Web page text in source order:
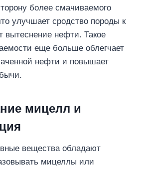
более смачиваемого
улучшает сродство породы к
вытеснение нефти. Такое
еще больше облегчает
нефти и повышает
мицелл и
вещества обладают
мицеллы или